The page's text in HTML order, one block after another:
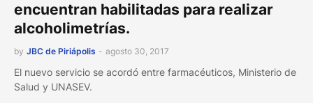
encuentran habilitadas para realizar
alcoholimetrías.
by JBC de Piriápolis - agosto 30, 2017
El nuevo servicio se acordó entre farmacéuticos, Ministerio de
Salud y UNASEV.